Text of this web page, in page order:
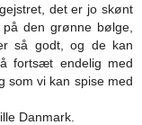
det er jo skønt
den grønne bølge,
så godt, og de kan
fortsæt endelig med
som vi kan spise med
Danmark.